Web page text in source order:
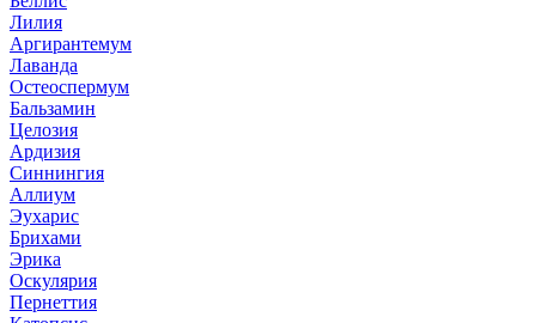
Лилия
Аргирантемум
Лаванда
Остеоспермум
Бальзамин
Целозия
Ардизия
Синнингия
Аллиум
Эухарис
Брихами
Эрика
Оскулярия
Пернеттия